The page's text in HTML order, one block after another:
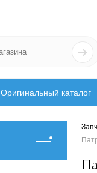
Оригинальный каталог